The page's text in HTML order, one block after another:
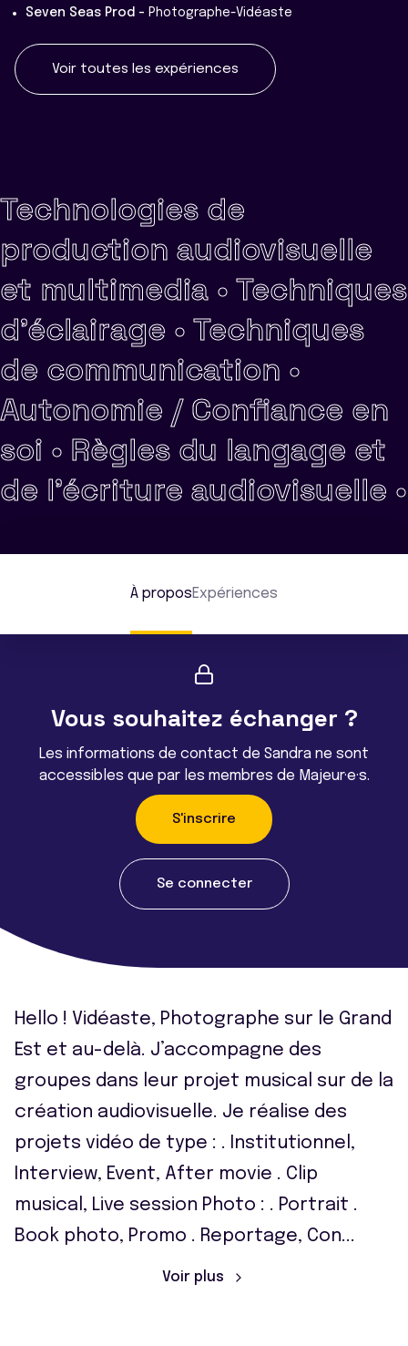
Seven Seas Prod - Photographe-Vidéaste
Voir toutes les expériences
Technologies de
production audiovisuelle
et multimedia • Techniques
d'éclairage • Techniques
de communication •
Autonomie / Confiance en
soi • Règles du langage et
de l'écriture audiovisuelle •
À proposExpériences
Vous souhaitez échanger ?
Les informations de contact de Sandra ne sont
accessibles que par les membres de Majeur·e·s.
S'inscrire
Se connecter
Hello ! Vidéaste, Photographe sur le Grand
Est et au-delà. J’accompagne des
groupes dans leur projet musical sur de la
création audiovisuelle. Je réalise des
projets vidéo de type : . Institutionnel,
Interview, Event, After movie . Clip
musical, Live session Photo : . Portrait .
Book photo, Promo . Reportage, Con...
Voir plus